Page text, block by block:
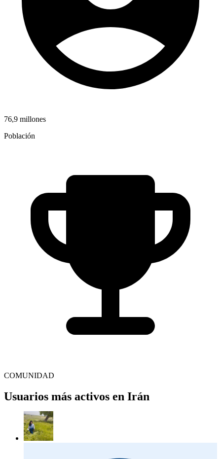
76,9 millones
Población
COMUNIDAD
Usuarios más activos en Irán